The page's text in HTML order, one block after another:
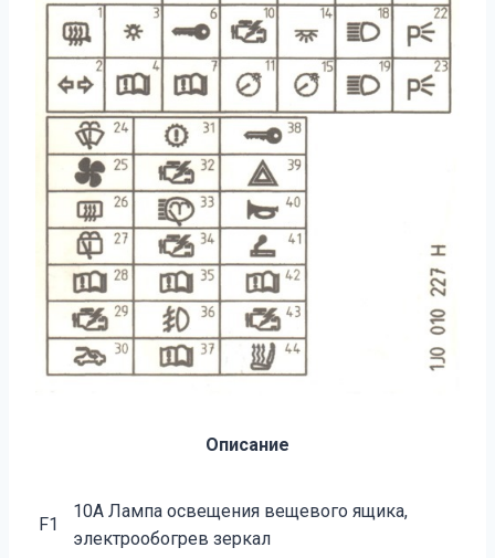
Описание
F1
10А Лампа освещения вещевого ящика,
электрообогрев зеркал